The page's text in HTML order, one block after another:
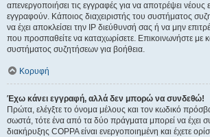
απενεργοποιήσει τις εγγραφές για να αποτρέψει νέους
εγγραφούν. Κάποιος διαχειριστής του συστήματος
να έχει αποκλείσει την IP διεύθυνσή σας ή να μην
που προσπαθείτε να καταχωρίσετε. Επικοινωνήστε με
συστήματος συζητήσεων για βοήθεια.
Κορυφή
Έχω κάνει εγγραφή, αλλά δεν μπορώ να συνδεθώ!
Πρώτα, ελέγξτε το όνομα μέλους και τον κωδικό
σωστά, τότε ένα από τα δύο πράγματα μπορεί να έχει
διακήρυξης COPPA είναι ενεργοποιημένη και έχετε